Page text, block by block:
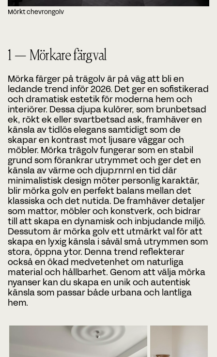
Mörkt chevrongolv
1 — Mörkare färgval
Mörka färger på trägolv är på väg att bli en
ledande trend inför 2026. Det ger en sofistikerad
och dramatisk estetik för moderna hem och
interiörer. Dessa djupa kulörer, som brunbetsad
ek, rökt ek eller svartbetsad ask, framhäver en
känsla av tidlös elegans samtidigt som de
skapar en kontrast mot ljusare väggar och
möbler. Mörka trägolv fungerar som en stabil
grund som förankrar utrymmet och ger det en
känsla av värme och djup.rnrnI en tid där
minimalistisk design möter personlig karaktär,
blir mörka golv en perfekt balans mellan det
klassiska och det nutida. De framhäver detaljer
som mattor, möbler och konstverk, och bidrar
till att skapa en dynamisk och inbjudande miljö.
Dessutom är mörka golv ett utmärkt val för att
skapa en lyxig känsla i såväl små utrymmen som
stora, öppna ytor. Denna trend reflekterar
också en ökad medvetenhet om naturliga
material och hållbarhet. Genom att välja mörka
nyanser kan du skapa en unik och autentisk
känsla som passar både urbana och lantliga
hem.